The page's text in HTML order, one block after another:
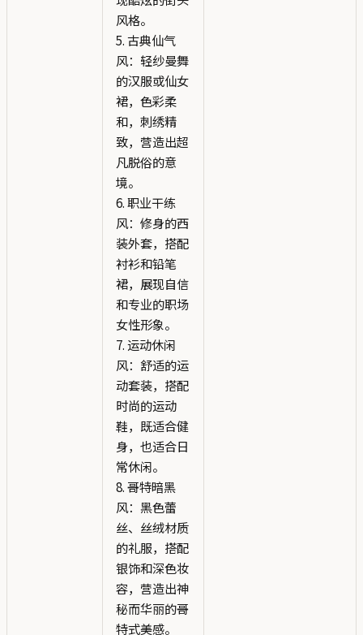
风格。
5. 古典仙气
风：轻纱曼舞
的汉服或仙女
裙，色彩柔
和，刺绣精
致，营造出超
凡脱俗的意
境。
6. 职业干练
风：修身的西
装外套，搭配
衬衫和铅笔
裙，展现自信
和专业的职场
女性形象。
7. 运动休闲
风：舒适的运
动套装，搭配
时尚的运动
鞋，既适合健
身，也适合日
常休闲。
8. 哥特暗黑
风：黑色蕾
丝、丝绒材质
的礼服，搭配
银饰和深色妆
容，营造出神
秘而华丽的哥
特式美感。